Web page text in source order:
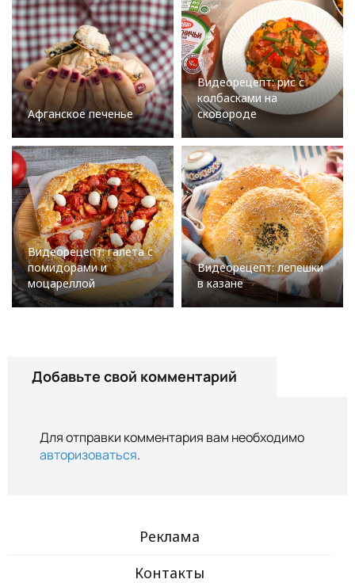
Афганское печенье
Видеорецепт: рис с
колбасками на
сковороде
Видеорецепт: галета с
помидорами и
моцареллой
Видеорецепт: лепешки
в казане
Добавьте свой комментарий
Для отправки комментария вам необходимо
авторизоваться.
Реклама
Контакты